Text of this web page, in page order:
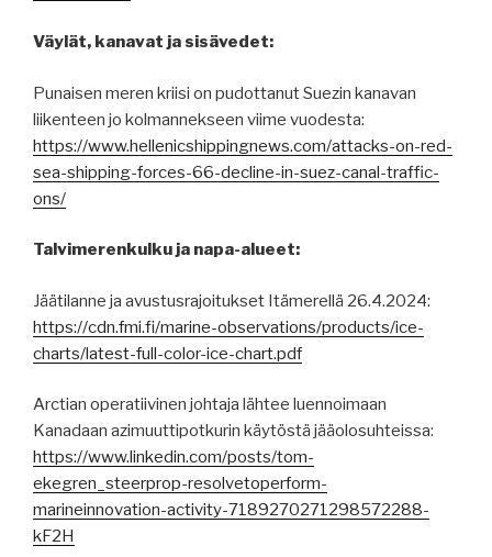
Väylät, kanavat ja sisävedet:
Punaisen meren kriisi on pudottanut Suezin kanavan
liikenteen jo kolmannekseen viime vuodesta:
https://www.hellenicshippingnews.com/attacks-on-red-
sea-shipping-forces-66-decline-in-suez-canal-traffic-
ons/
Talvimerenkulku ja napa-alueet:
Jäätilanne ja avustusrajoitukset Itämerellä 26.4.2024:
https://cdn.fmi.fi/marine-observations/products/ice-
charts/latest-full-color-ice-chart.pdf
Arctian operatiivinen johtaja lähtee luennoimaan
Kanadaan azimuuttipotkurin käytöstä jääolosuhteissa:
https://www.linkedin.com/posts/tom-
ekegren_steerprop-resolvetoperform-
marineinnovation-activity-7189270271298572288-
kF2H